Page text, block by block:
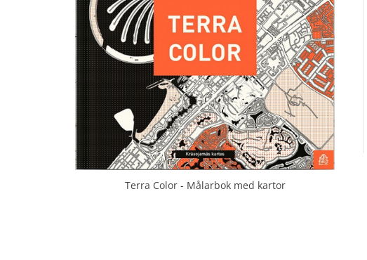
Terra Color - Målarbok med kartor